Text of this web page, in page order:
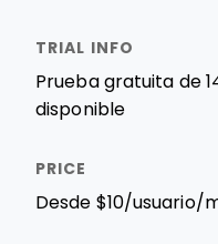
Prueba gratuita de
disponible
Desde $10/usuario/